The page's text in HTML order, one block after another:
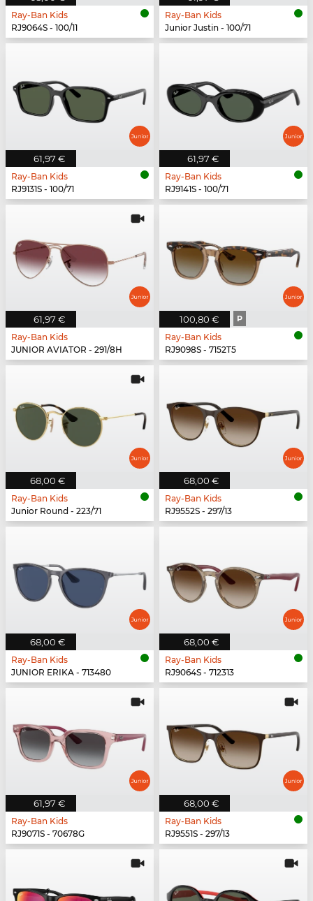
Ray-Ban Kids
RJ9064S - 100/11
Ray-Ban Kids
Junior Justin - 100/71
61,97 €
Ray-Ban Kids
RJ9131S - 100/71
61,97 €
Ray-Ban Kids
RJ9141S - 100/71
61,97 €
Ray-Ban Kids
JUNIOR AVIATOR - 291/8H
100,80 € P
Ray-Ban Kids
RJ9098S - 7152T5
68,00 €
Ray-Ban Kids
Junior Round - 223/71
68,00 €
Ray-Ban Kids
RJ9552S - 297/13
68,00 €
Ray-Ban Kids
JUNIOR ERIKA - 713480
68,00 €
Ray-Ban Kids
RJ9064S - 712313
61,97 €
Ray-Ban Kids
RJ9071S - 70678G
68,00 €
Ray-Ban Kids
RJ9551S - 297/13